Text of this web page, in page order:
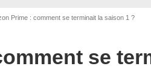
Prime : comment se terminait la saison 1 ?
se